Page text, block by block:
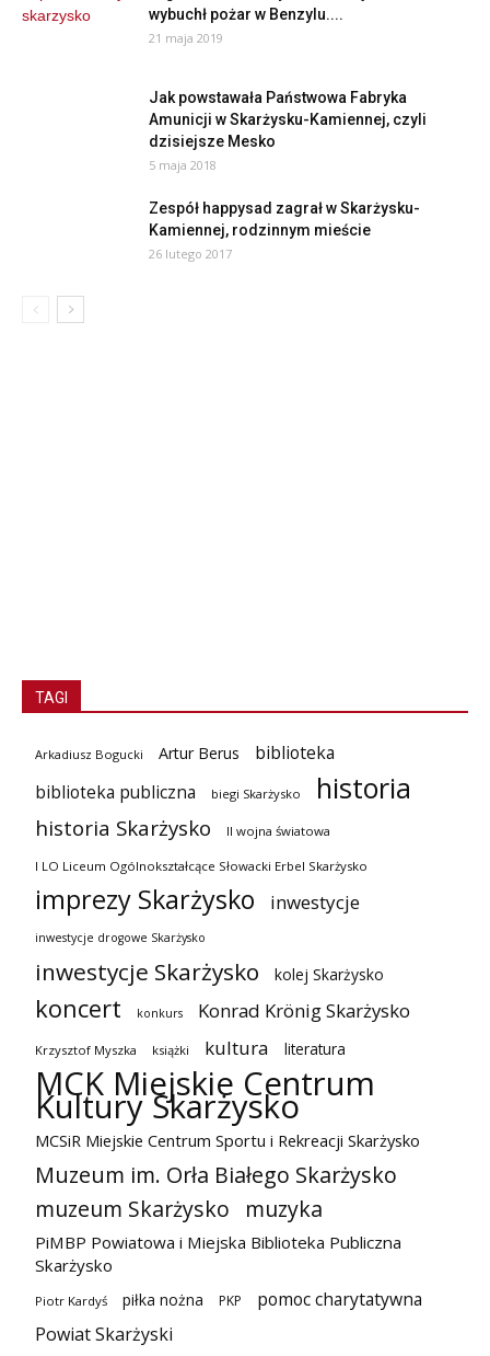
wybuchł pożar w Benzylu....
21 maja 2019
Jak powstawała Państwowa Fabryka
Amunicji w Skarżysku-Kamiennej, czyli
dzisiejsze Mesko
5 maja 2018
Zespół happysad zagrał w Skarżysku-
Kamiennej, rodzinnym mieście
26 lutego 2017
TAGI
Arkadiusz Bogucki Artur Berus
biblioteka
biblioteka publiczna
biegi Skarżysko historia
historia Skarżysko II wojna światowa
I LO Liceum Ogólnokształcące Słowacki Erbel Skarżysko
imprezy Skarżysko inwestycje
inwestycje drogowe Skarżysko
inwestycje Skarżysko kolej Skarżysko
koncert konkurs Konrad Krönig Skarżysko
Krzysztof Myszka książki kultura literatura
MCK Miejskie Centrum
Kultury Skarżysko
MCSiR Miejskie Centrum Sportu i Rekreacji Skarżysko
Muzeum im. Orła Białego Skarżysko
muzeum Skarżysko
muzyka
PiMBP Powiatowa i Miejska Biblioteka Publiczna
Skarżysko
Piotr Kardyś piłka nożna PKP
pomoc charytatywna
Powiat Skarżyski